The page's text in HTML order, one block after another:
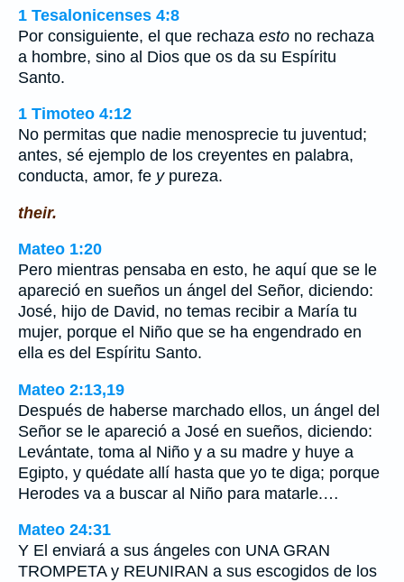
1 Tesalonicenses 4:8
Por consiguiente, el que rechaza esto no rechaza
a hombre, sino al Dios que os da su Espíritu
Santo.
1 Timoteo 4:12
No permitas que nadie menosprecie tu juventud;
antes, sé ejemplo de los creyentes en palabra,
conducta, amor, fe ypureza.
their.
Mateo 1:20
Pero mientras pensaba en esto, he aquí que se le
apareció en sueños un ángel del Señor, diciendo:
José, hijo de David, no temas recibir a María tu
mujer, porque el Niño que se ha engendrado en
ella es del Espíritu Santo.
Mateo 2:13,19
Después de haberse marchado ellos, un ángel del
Señor se le apareció a José en sueños, diciendo:
Levántate, toma al Niño y a su madre y huye a
Egipto, y quédate allí hasta que yo te diga; porque
Herodes va a buscar al Niño para matarle.…
Mateo 24:31
Y El enviará a sus ángeles con UNA GRAN
TROMPETA y REUNIRAN a sus escogidos de los